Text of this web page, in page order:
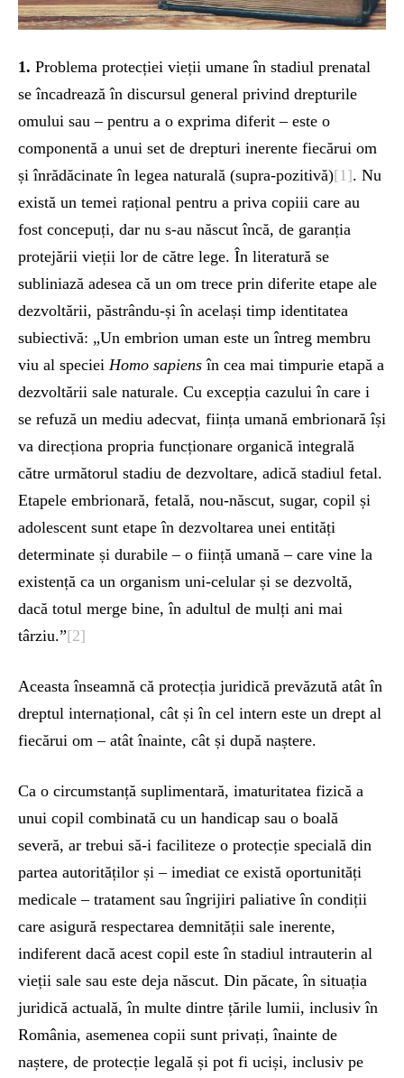
1. Problema protecției vieții umane în stadiul prenatal
se încadrează în discursul general privind drepturile
omului sau – pentru a o exprima diferit – este o
componentă a unui set de drepturi inerente fiecărui om
și înrădăcinate în legea naturală (supra-pozitivă)[1]. Nu
există un temei rațional pentru a priva copiii care au
fost concepuți, dar nu s-au născut încă, de garanția
protejării vieții lor de către lege. În literatură se
subliniază adesea că un om trece prin diferite etape ale
dezvoltării, păstrându-și în același timp identitatea
subiectivă: „Un embrion uman este un întreg membru
viu al speciei Homo sapiens în cea mai timpurie etapă a
dezvoltării sale naturale. Cu excepția cazului în care i
se refuză un mediu adecvat, ființa umană embrionară își
va direcționa propria funcționare organică integrală
către următorul stadiu de dezvoltare, adică stadiul fetal.
Etapele embrionară, fetală, nou-născut, sugar, copil și
adolescent sunt etape în dezvoltarea unei entități
determinate și durabile – o ființă umană – care vine la
existență ca un organism uni-celular și se dezvoltă,
dacă totul merge bine, în adultul de mulți ani mai
târziu.”[2]
Aceasta înseamnă că protecția juridică prevăzută atât în
​​dreptul internațional, cât și în cel intern este un drept al
fiecărui om – atât înainte, cât și după naștere.
Ca o circumstanță suplimentară, imaturitatea fizică a
unui copil combinată cu un handicap sau o boală
severă, ar trebui să-i faciliteze o protecție specială din
partea autorităților și – imediat ce există oportunități
medicale – tratament sau îngrijiri paliative în condiții
care asigură respectarea demnității sale inerente,
indiferent dacă acest copil este în stadiul intrauterin al
vieții sale sau este deja născut. Din păcate, în situația
juridică actuală, în multe dintre țările lumii, inclusiv în
România, asemenea copii sunt privați, înainte de
naștere, de protecție legală și pot fi uciși, inclusiv pe